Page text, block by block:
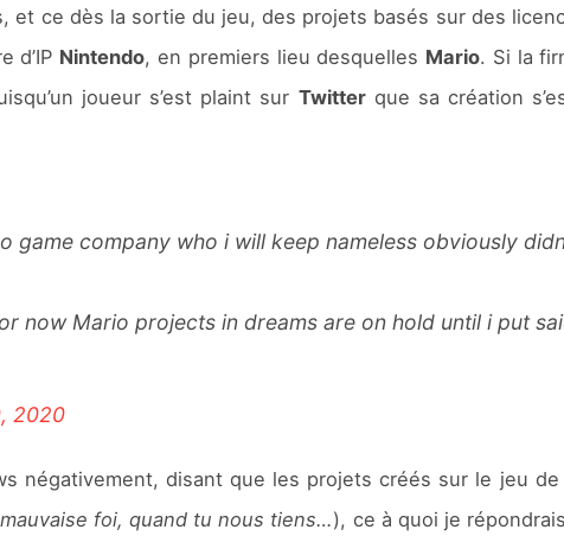
et ce dès la sortie du jeu, des projets basés sur des
d’IP Nintendo, en premiers lieu desquelles Mario. Si la
joueur s’est plaint sur Twitterque sa création
company who i will keep nameless obviously
now Mario projects in dreams are on hold until i put
2020
négativement, disant que les projets créés sur le jeu de
mauvaise foi, quand tu nous tiens…), ce à quoi je